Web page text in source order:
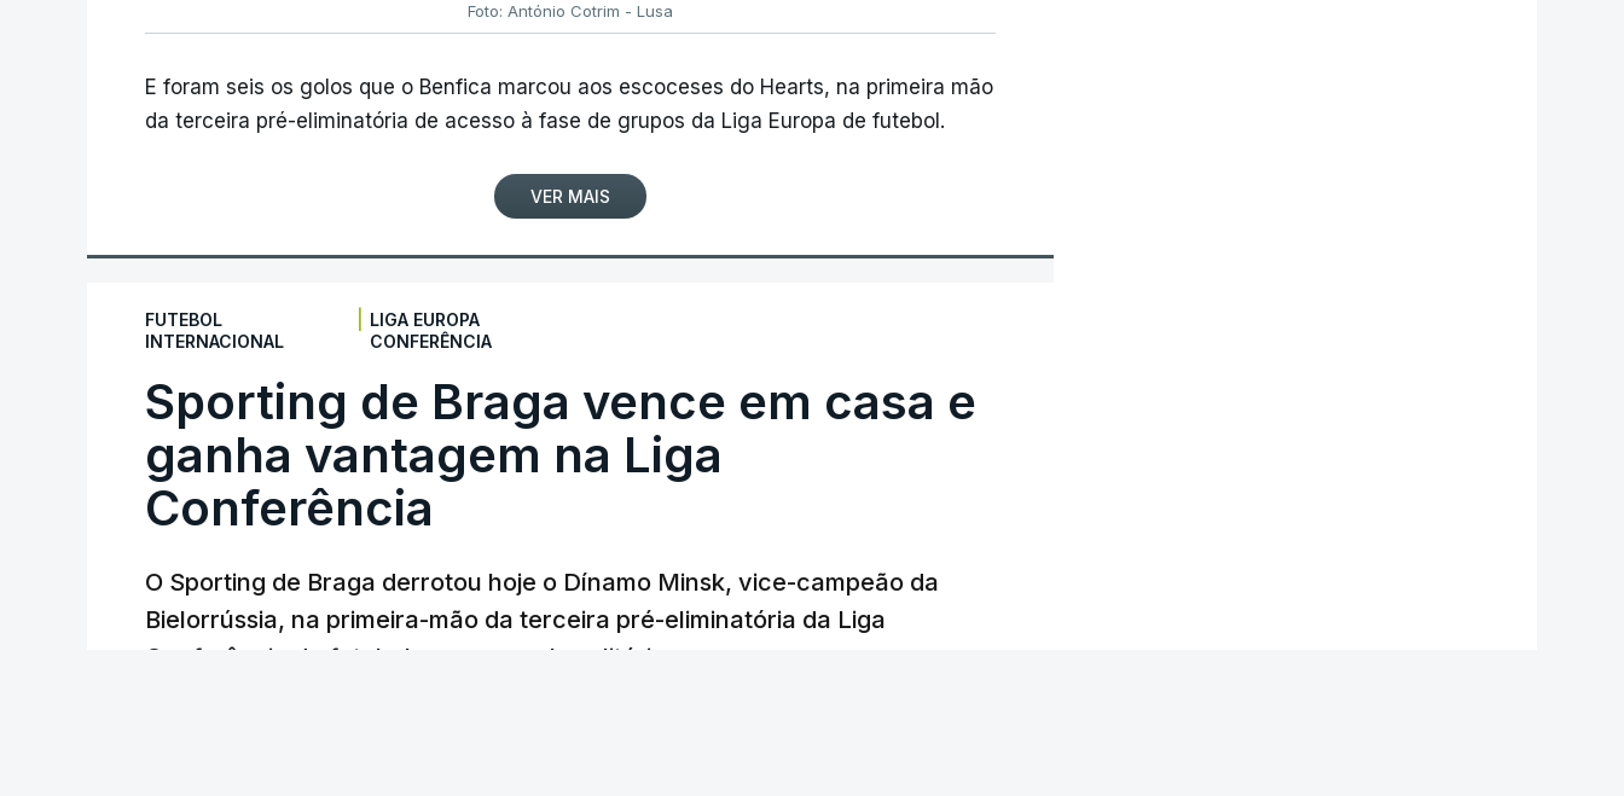
Foto: António Cotrim - Lusa
E foram seis os golos que o Benfica marcou aos escoceses do Hearts, na primeira mão
da terceira pré-eliminatória de acesso à fase de grupos da Liga Europa de futebol.
VER MAIS
FUTEBOL
INTERNACIONAL
LIGA EUROPA
CONFERÊNCIA
Sporting de Braga vence em casa e
ganha vantagem na Liga
Conferência
O Sporting de Braga derrotou hoje o Dínamo Minsk, vice-campeão da
Bielorrússia, na primeira-mão da terceira pré-eliminatória da Liga
Conferência de futebol, com um golo solitário.